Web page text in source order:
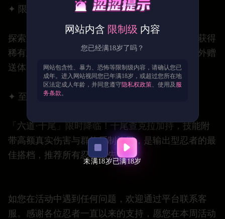
✦ 限时主题活动：初夏奇遇
探索夏日主题活动，挑战多层奇遇关卡，通关可获得
稀有忍具、招募券及大量金币。每日首次通关额外赠
送体力。
✦ 至尊尾兽召唤
「六道·十尾」限时降临！十尾查克拉加持，技能附
带高额真实伤害与群体压制效果，是输出型忍者的最
佳搭档，推荐所有忍者优先获取。
如您在活动中遇到任何问题，欢迎通过平台联系客
服。感谢各位忍者一直以来的支持，愿您在本周活动
网站内含 限制级 内容
您已经满18岁了吗？
网站包含性、暴力、恐怖等限制级内容，请确认您已
成年。进入网站视同您已年满18岁，或超过您所在地
区法定成人年龄，并同意遵守隐私权政策 、使用及 服
务条款 。
未满18岁已满18岁